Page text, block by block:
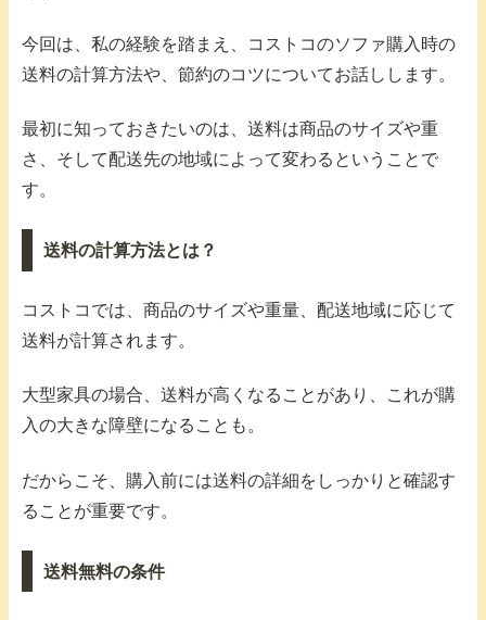
今回は、私の経験を踏まえ、コストコのソファ購入時の
送料の計算方法や、節約のコツについてお話しします。
最初に知っておきたいのは、送料は商品のサイズや重
さ、そして配送先の地域によって変わるということで
す。
送料の計算方法とは？
コストコでは、商品のサイズや重量、配送地域に応じて
送料が計算されます。
大型家具の場合、送料が高くなることがあり、これが購
入の大きな障壁になることも。
だからこそ、購入前には送料の詳細をしっかりと確認す
ることが重要です。
送料無料の条件